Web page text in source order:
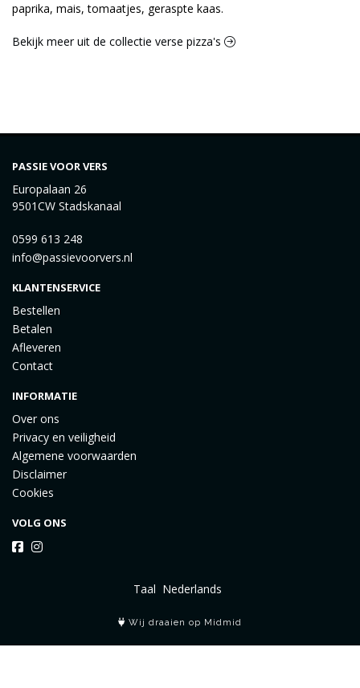
paprika, mais, tomaatjes, geraspte kaas.
Bekijk meer uit de collectie verse pizza's
PASSIE VOOR VERS
Europalaan 26
9501CW Stadskanaal
0599 613 248
info@passievoorvers.nl
KLANTENSERVICE
Bestellen
Betalen
Afleveren
Contact
INFORMATIE
Over ons
Privacy en veiligheid
Algemene voorwaarden
Disclaimer
Cookies
VOLG ONS
Taal
Wij draaien op Midmid